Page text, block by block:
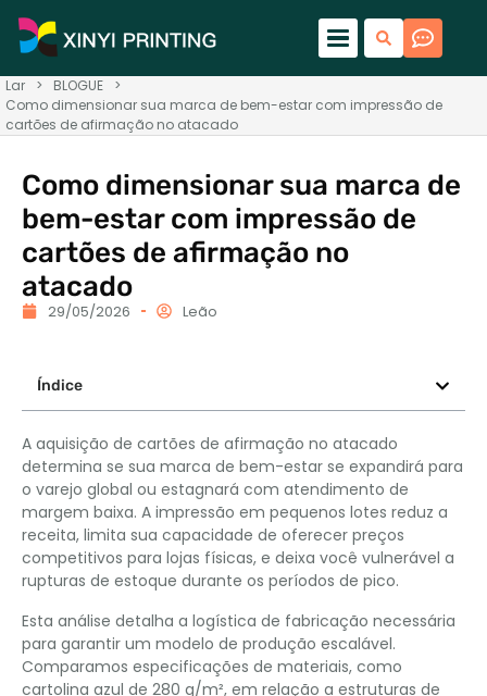
Lar > BLOGUE
>
Como dimensionar sua marca de bem-estar com impressão de
cartões de afirmação no atacado
Como dimensionar sua marca de
bem-estar com impressão de
cartões de afirmação no
atacado
29/05/2026 Leão
Índice
A aquisição de cartões de afirmação no atacado
determina se sua marca de bem-estar se expandirá para
o varejo global ou estagnará com atendimento de
margem baixa. A impressão em pequenos lotes reduz a
receita, limita sua capacidade de oferecer preços
competitivos para lojas físicas, e deixa você vulnerável a
rupturas de estoque durante os períodos de pico.
Esta análise detalha a logística de fabricação necessária
para garantir um modelo de produção escalável.
Comparamos especificações de materiais, como
cartolina azul de 280 g/m², em relação a estruturas de